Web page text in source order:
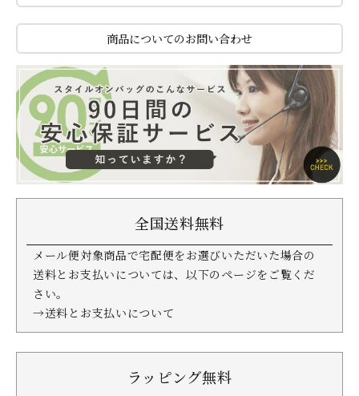
商品についてのお問い合わせ
全国送料無料
メール便対象商品で宅配便をお選びいただいた場合の
送料とお支払いについては、以下のページをご覧くだ
さい。
→送料とお支払いについて
ラッピング無料